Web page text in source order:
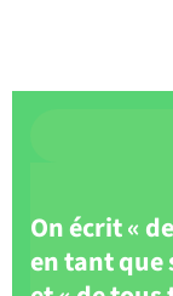
On écrit «
en tant que